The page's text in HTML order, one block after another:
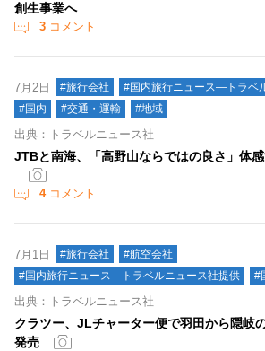
創生事業へ
3 コメント
7月2日 #旅行会社
#国内旅行ニュース―トラベ
#国内
#交通・運輸 #地域
出典：トラベルニュース社
JTBと南海、「高野山ならではの良さ」体
4コメント
7月1日 #旅行会社
#航空会社
#国内旅行ニュース―トラベルニュース社提供
#
出典：トラベルニュース社
クラツー、JLチャーター便で羽田から隠
発売